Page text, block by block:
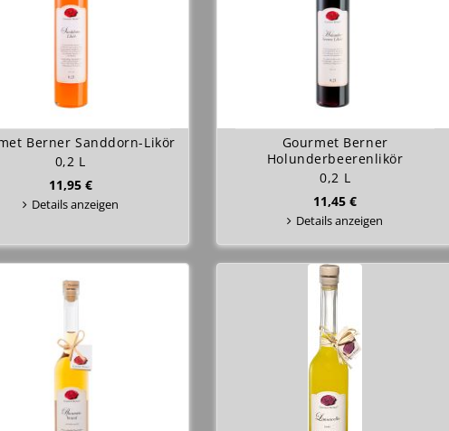
Berner Sanddorn-Likör
0,2 L
11,95 €
Details anzeigen
Gourmet Berner
Holunderbeerenlikör
0,2 L
11,45 €
Details anzeigen